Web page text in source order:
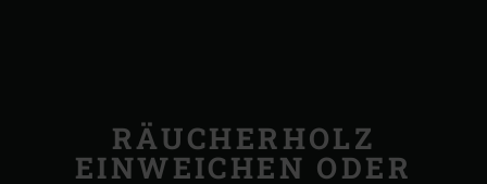
RÄUCHERHOLZ
EINWEICHEN ODER